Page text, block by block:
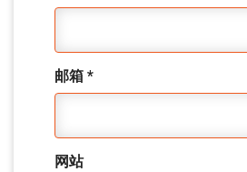
邮箱 *
网站